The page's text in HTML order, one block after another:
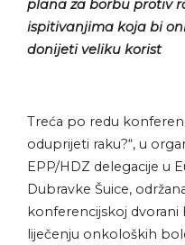
plana za borbu protiv
ispitivanjima koja bi
donijeti veliku korist
Treća po redu
oduprijeti raku?“, u
EPP/HDZ delegacije u
Dubravke Šuice,
konferencijskoj dvorani
liječenju onkoloških